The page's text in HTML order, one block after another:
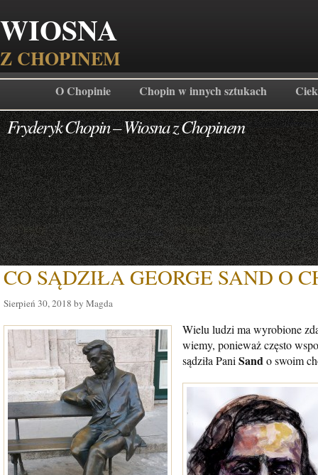
WIOSNA
Z CHOPINEM
O Chopinie Chopin w innych sztukach
Fryderyk Chopin – Wiosna z Chopinem
CO SĄDZIŁA GEORGE SAND O
Sierpień 30, 2018 by Magda
Wielu ludzi ma wyrobione
wiemy, ponieważ często
sądziła Pani Sando swoim